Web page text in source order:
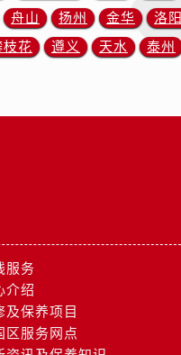
）
舟山 扬州 金华 洛阳
枝花 遵义 天水 泰州
服务
介绍
及保养项目
区服务网点